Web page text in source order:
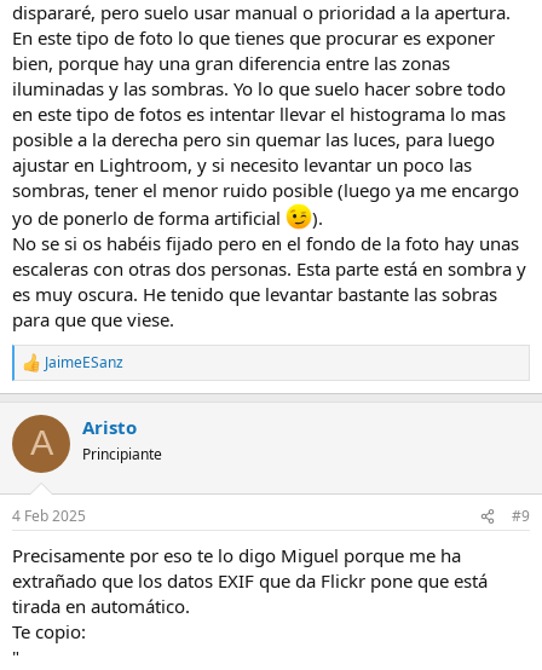
dispararé, pero suelo usar manual o prioridad a la apertura.
En este tipo de foto lo que tienes que procurar es exponer
bien, porque hay una gran diferencia entre las zonas
iluminadas y las sombras. Yo lo que suelo hacer sobre todo
en este tipo de fotos es intentar llevar el histograma lo mas
posible a la derecha pero sin quemar las luces, para luego
ajustar en Lightroom, y si necesito levantar un poco las
sombras, tener el menor ruido posible (luego ya me encargo
yo de ponerlo de forma artificial
).
No se si os habéis fijado pero en el fondo de la foto hay unas
escaleras con otras dos personas. Esta parte está en sombra y
es muy oscura. He tenido que levantar bastante las sobras
para que que viese.
R
e
c
i
e
:
JaimeESanz
A Aristo
Principiante
4 Feb 2025 #9
Precisamente por eso te lo digo Miguel porque me ha
extrañado que los datos EXIF que da Flickr pone que está
tirada en automático.
Te copio:
"